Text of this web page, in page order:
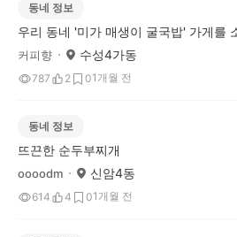
동네 정보
커피향 수성4가동
787 2 01개월 전
동네 정보
뜨끈한 순두부찌개
oooodm 신암4동
614 4 01개월 전